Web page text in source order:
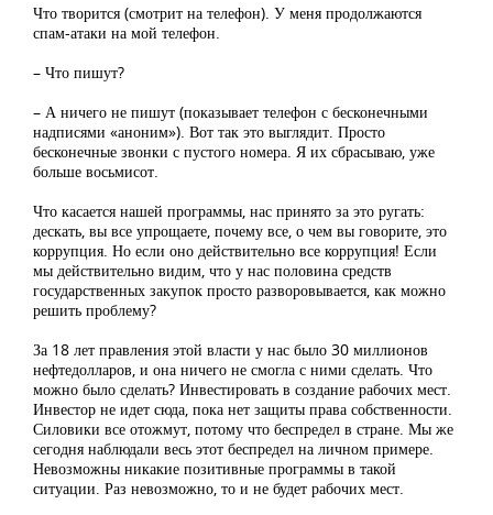
Что творится (смотрит на телефон). У меня продолжаются
спам-атаки на мой телефон.
– Что пишут?
– А ничего не пишут (показывает телефон с бесконечными
надписями «аноним»). Вот так это выглядит. Просто
бесконечные звонки с пустого номера. Я их сбрасываю, уже
больше восьмисот.
Что касается нашей программы, нас принято за это ругать:
дескать, вы все упрощаете, почему все, о чем вы говорите, это
коррупция. Но если оно действительно все коррупция! Если
мы действительно видим, что у нас половина средств
государственных закупок просто разворовывается, как можно
решить проблему?
За 18 лет правления этой власти у нас было 30 миллионов
нефтедолларов, и она ничего не смогла с ними сделать. Что
можно было сделать? Инвестировать в создание рабочих мест.
Инвестор не идет сюда, пока нет защиты права собственности.
Силовики все отожмут, потому что беспредел в стране. Мы же
сегодня наблюдали весь этот беспредел на личном примере.
Невозможны никакие позитивные программы в такой
ситуации. Раз невозможно, то и не будет рабочих мест.